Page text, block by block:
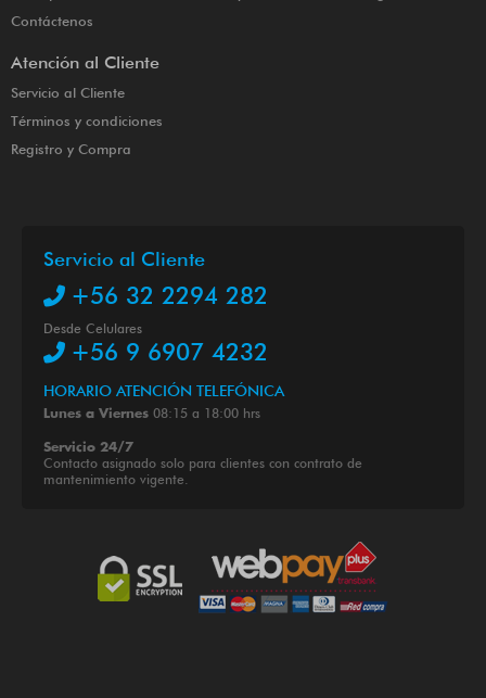
Contáctenos
Atención al Cliente
Servicio al Cliente
Términos y condiciones
Registro y Compra
Servicio al Cliente
+56 32 2294 282
Desde Celulares
+56 9 6907 4232
HORARIO ATENCIÓN TELEFÓNICA
Lunes a Viernes 08:15 a 18:00 hrs
Servicio 24/7
Contacto asignado solo para clientes con contrato de
mantenimiento vigente.